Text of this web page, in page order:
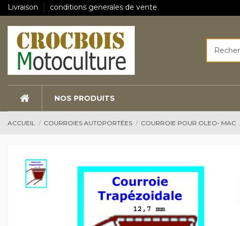
Livraison conditions generales de vente
NOS PRODUITS
ACCUEIL COURROIES AUTOPORTÉES COURROIE POUR OLEO- MAC